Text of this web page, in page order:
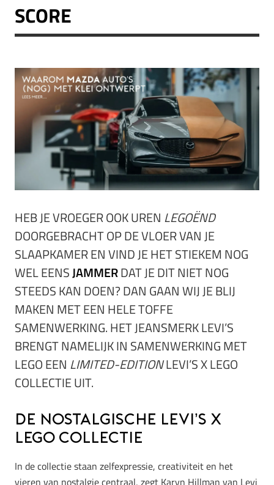
SCORE
HEB JE VROEGER OOK UREN LEGOËND
DOORGEBRACHT OP DE VLOER VAN JE
SLAAPKAMER EN VIND JE HET STIEKEM NOG
WEL EENSJAMMERDAT JE DIT NIET NOG
STEEDS KAN DOEN? DAN GAAN WIJ JE BLIJ
MAKEN MET EEN HELE TOFFE
SAMENWERKING. HET JEANSMERK LEVI’S
BRENGT NAMELIJK IN SAMENWERKING MET
LEGO EEN LIMITED-EDITIONLEVI’S X LEGO
COLLECTIE UIT.
De nostalgische Levi’s x
LEGO collectie
In de collectie staan zelfexpressie, creativiteit en het
vieren van nostalgie centraal, zegt Karyn Hillman van Levi